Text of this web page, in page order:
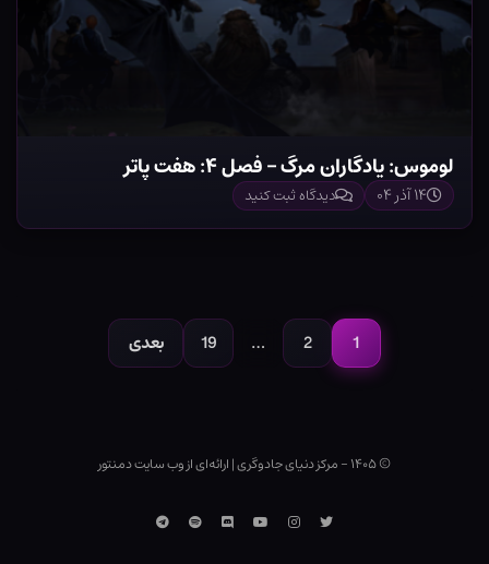
لوموس: یادگاران مرگ – فصل ۴: هفت پاتر
۱۴ آذر ۰۴ دیدگاه ثبت کنید
صفحه‌بندی
صفحه1 صفحه2
… صفحه19 بعدی
© ۱۴۰۵ - مرکز دنیای جادوگری |ارائه‌ای از وب ‌سایت دمنتور
توییتراینستاگرام
یوتوبDiscordاسپاتیفایتلگرام